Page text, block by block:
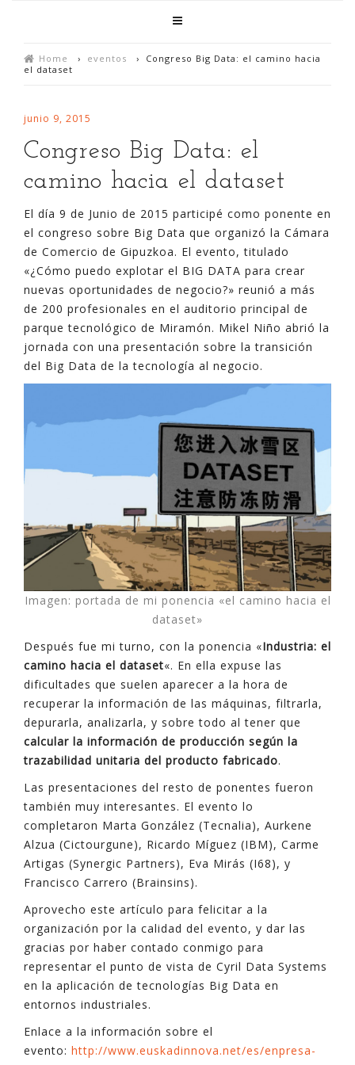
Home › eventos › Congreso Big Data: el camino hacia
el dataset
junio 9, 2015
Congreso Big Data: el
camino hacia el dataset
El día 9 de Junio de 2015 participé como ponente en
el congreso sobre Big Data que organizó la Cámara
de Comercio de Gipuzkoa. El evento, titulado
«¿Cómo puedo explotar el BIG DATA para crear
nuevas oportunidades de negocio?» reunió a más
de 200 profesionales en el auditorio principal de
parque tecnológico de Miramón. Mikel Niño abrió la
jornada con una presentación sobre la transición
del Big Data de la tecnología al negocio.
Imagen: portada de mi ponencia «el camino hacia el
dataset»
Después fue mi turno, con la ponencia «Industria: el
camino hacia el dataset«. En ella expuse las
dificultades que suelen aparecer a la hora de
recuperar la información de las máquinas, filtrarla,
depurarla, analizarla, y sobre todo al tener que
calcular la información de producción según la
trazabilidad unitaria del producto fabricado.
Las presentaciones del resto de ponentes fueron
también muy interesantes. El evento lo
completaron Marta González (Tecnalia), Aurkene
Alzua (Cictourgune), Ricardo Míguez (IBM), Carme
Artigas (Synergic Partners), Eva Mirás (I68), y
Francisco Carrero (Brainsins).
Aprovecho este artículo para felicitar a la
organización por la calidad del evento, y dar las
gracias por haber contado conmigo para
representar el punto de vista de Cyril Data Systems
en la aplicación de tecnologías Big Data en
entornos industriales.
Enlace a la información sobre el
evento: http://www.euskadinnova.net/es/enpresa-